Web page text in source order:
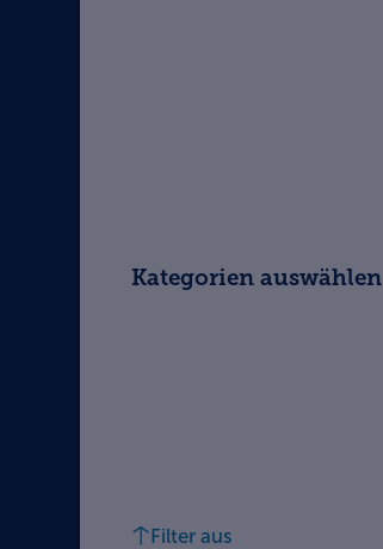
Kategorien auswählen
Filter aus